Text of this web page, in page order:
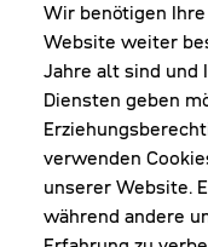
Wir benötigen
Website weiter
Jahre alt sind und
Diensten geben
verwenden
unserer Website.
während andere
Dienstes ist die
Grand Canal
Daten werden nach
in die USA und in
So kann das
werden, nachdem
Werbeanzeige auf
weitergeleitet